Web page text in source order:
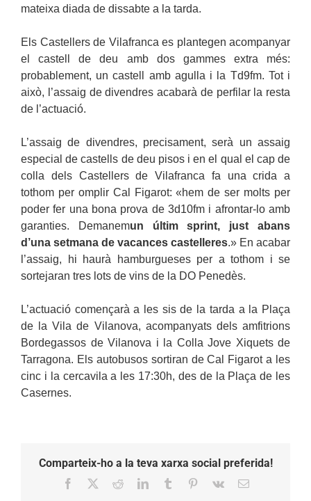
mateixa diada de dissabte a la tarda.
Els Castellers de Vilafranca es plantegen acompanyar
el castell de deu amb dos gammes extra més:
probablement, un castell amb agulla i la Td9fm. Tot i
això, l’assaig de divendres acabarà de perfilar la resta
de l’actuació.
L’assaig de divendres, precisament, serà un assaig
especial de castells de deu pisos i en el qual el cap de
colla dels Castellers de Vilafranca fa una crida a
tothom per omplir Cal Figarot: «hem de ser molts per
poder fer una bona prova de 3d10fm i afrontar-lo amb
garanties. Demanemun últim sprint, just abans
d’una setmana de vacances castelleres.» En acabar
l’assaig, hi haurà hamburgueses per a tothom i se
sortejaran tres lots de vins de la DO Penedès.
L’actuació començarà a les sis de la tarda a la Plaça
de la Vila de Vilanova, acompanyats dels amfitrions
Bordegassos de Vilanova i la Colla Jove Xiquets de
Tarragona. Els autobusos sortiran de Cal Figarot a les
cinc i la cercavila a les 17:30h, des de la Plaça de les
Casernes.
Comparteix-ho a la teva xarxa social preferida!
Facebook RedditLinkedInTumblr Pinterest
Vk Email: